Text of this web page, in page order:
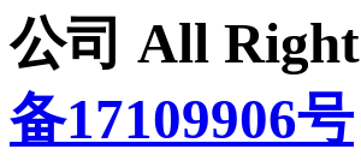
公司 All
备17109906号